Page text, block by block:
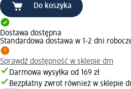
Do koszyka
Dostawa dostępna
Standardowa dostawa w 1-2 dni
Sprawdź dostępność w sklepie dm
Darmowa wysyłka od 169 zł
Bezpłatny zwrot również w sklepie